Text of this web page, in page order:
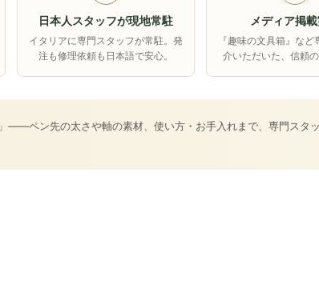
日本人スタッフが現地常駐
イタリアに専門スタッフが常駐。発
注も修理依頼も日本語で安心。
メディア掲
『趣味の文具箱』など
介いただいた、信頼の
――ペン先の太さや軸の素材、使い方・お手入れまで、専門スタ